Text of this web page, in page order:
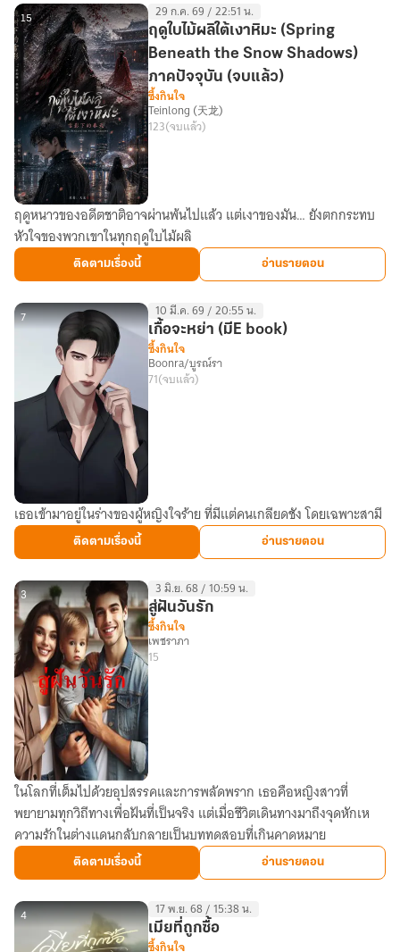
ฤดู
ใบไม้
ผลิ
ใต้
เงา
หิมะ
(Spring
Beneath
Snow
Shadows)
(จบ
แล้ว)
15 29 ก.ค. 69 / 22:51 น.
ฤดูใบไม้ผลิใต้เงาหิมะ (Spring
Beneath the Snow Shadows)
ภาคปัจจุบัน (จบแล้ว)
ซึ้งกินใจ
Teinlong (天龙)
123(จบแล้ว)
ฤดูหนาวของอดีตชาติอาจผ่านพ้นไปแล้ว แต่เงาของมัน… ยังตกกระทบ
หัวใจของพวกเขาในทุกฤดูใบไม้ผลิ
ติดตามเรื่องนี้ อ่านรายตอน
เกื้อ
จะ
หย่า
(มีE
book)
7 10 มี.ค. 69 / 20:55 น.
เกื้อจะหย่า (มีE book)
ซึ้งกินใจ
Boonra/บูรณ์รา
71(จบแล้ว)
เธอเข้ามาอยู่ในร่างของผู้หญิงใจร้าย ที่มีแต่คนเกลียดชัง โดยเฉพาะสามี
ติดตามเรื่องนี้ อ่านรายตอน
สู่
ฝัน
วัน
รัก
3 3 มิ.ย. 68 / 10:59 น.
สู่ฝันวันรัก
ซึ้งกินใจ
เพชราภา
15
ในโลกที่เต็มไปด้วยอุปสรรคและการพลัดพราก เธอคือหญิงสาวที่
พยายามทุกวิถีทางเพื่อฝันที่เป็นจริง แต่เมื่อชีวิตเดินทางมาถึงจุดหักเห
ความรักในต่างแดนกลับกลายเป็นบททดสอบที่เกินคาดหมาย
ติดตามเรื่องนี้ อ่านรายตอน
4 17 พ.ย. 68 / 15:38 น.
เมียที่ถูกซื้อ
ซึ้งกินใจ